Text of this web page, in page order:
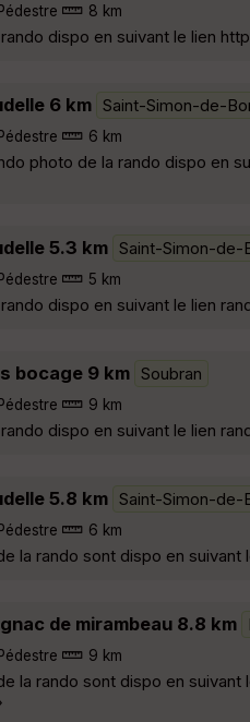
8 km
dispo en suivant le lien
6 km Saint-Simon-de-
6 km
photo de la rando dispo en
5.3 km Saint-Simon-de-
5 km
dispo en suivant le lien
bocage 9 km Soubran
9 km
dispo en suivant le lien
5.8 km Saint-Simon-de-
6 km
la rando sont dispo en
de mirambeau 8.8 km
9 km
la rando sont dispo en